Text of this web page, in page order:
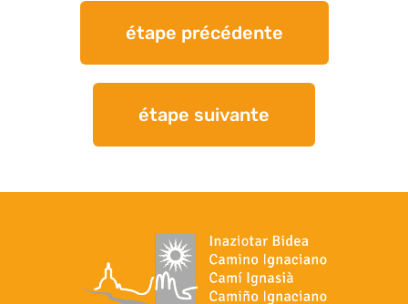
étape précédente
étape suivante